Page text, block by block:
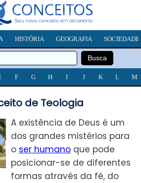
HISTÓRIA GEOGRAFIA SOCIEDADE
F G H I J K L M
de Teologia
A existência de Deus é um
dos grandes mistérios para
o ser humano que pode
posicionar-se de diferentes
formas através da fé, do